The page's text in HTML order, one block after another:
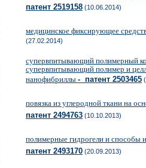
патент 2519158 (10.06.2014)
медицинское фиксирующее
(27.02.2014)
супервпитывающий полимерный
супервпитывающий полимер и
нанофибриллы - патент 2503465
повязка из углеродной ткани на
патент 2494763 (10.10.2013)
полимерные гидрогели и способы
патент 2493170 (20.09.2013)